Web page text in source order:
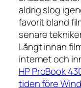
aldrig slog
favorit bland
senare
Långt innan
internet och
HP ProBook
tiden före